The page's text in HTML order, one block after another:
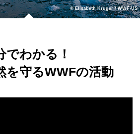
© Elisabeth Kruger / WWF-US
でわかる！
を守るWWFの活動